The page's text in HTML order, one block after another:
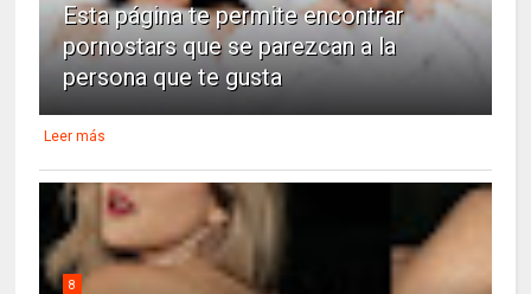
Esta página te permite encontrar
pornostars que se parezcan a la
persona que te gusta
Leer más
8